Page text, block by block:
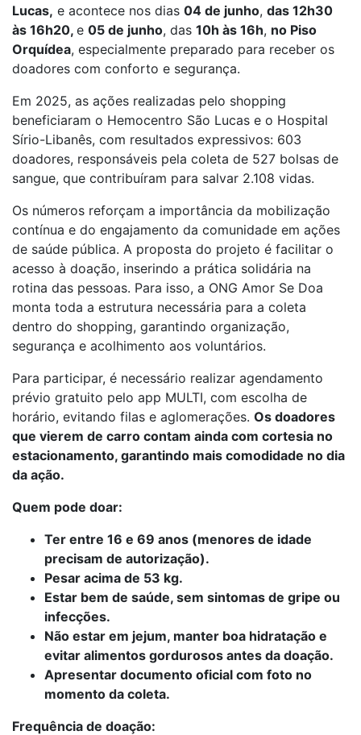
Lucas, e acontece nos dias 04 de junho, das 12h30
às 16h20, e 05 de junho, das 10h às 16h, no Piso
Orquídea, especialmente preparado para receber os
doadores com conforto e segurança.
Em 2025, as ações realizadas pelo shopping
beneficiaram o Hemocentro São Lucas e o Hospital
Sírio-Libanês, com resultados expressivos: 603
doadores, responsáveis pela coleta de 527 bolsas de
sangue, que contribuíram para salvar 2.108 vidas.
Os números reforçam a importância da mobilização
contínua e do engajamento da comunidade em ações
de saúde pública. A proposta do projeto é facilitar o
acesso à doação, inserindo a prática solidária na
rotina das pessoas. Para isso, a ONG Amor Se Doa
monta toda a estrutura necessária para a coleta
dentro do shopping, garantindo organização,
segurança e acolhimento aos voluntários.
Para participar, é necessário realizar agendamento
prévio gratuito pelo app MULTI, com escolha de
horário, evitando filas e aglomerações. Os doadores
que vierem de carro contam ainda com cortesia no
estacionamento, garantindo mais comodidade no dia
da ação.
Quem pode doar:
Ter entre 16 e 69 anos (menores de idade
precisam de autorização).
Pesar acima de 53 kg.
Estar bem de saúde, sem sintomas de gripe ou
infecções.
Não estar em jejum, manter boa hidratação e
evitar alimentos gordurosos antes da doação.
Apresentar documento oficial com foto no
momento da coleta.
Frequência de doação: